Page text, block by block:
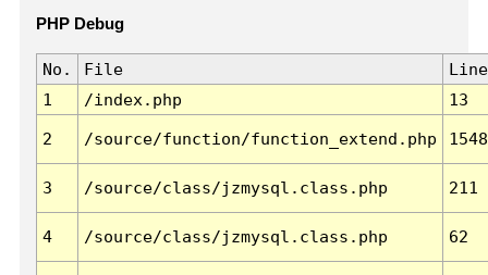
PHP Debug
No. File
Line
1
/index.php 13
2 /source/function/function_extend.php 1548
3 /source/class/jzmysql.class.php 211
4 /source/class/jzmysql.class.php 62